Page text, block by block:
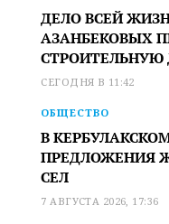
ДЕЛО ВСЕЙ
АЗАНБЕКОВЫХ
СЕГОДНЯ В 11:42
ОБЩЕСТВО
В
ПРЕДЛОЖЕНИЯ
СЕЛ
7 АВГУСТА 2026, 17:36